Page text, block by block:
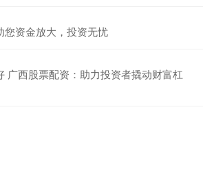
您资金放大，投资无忧
广西股票配资：助力投资者撬动财富杠